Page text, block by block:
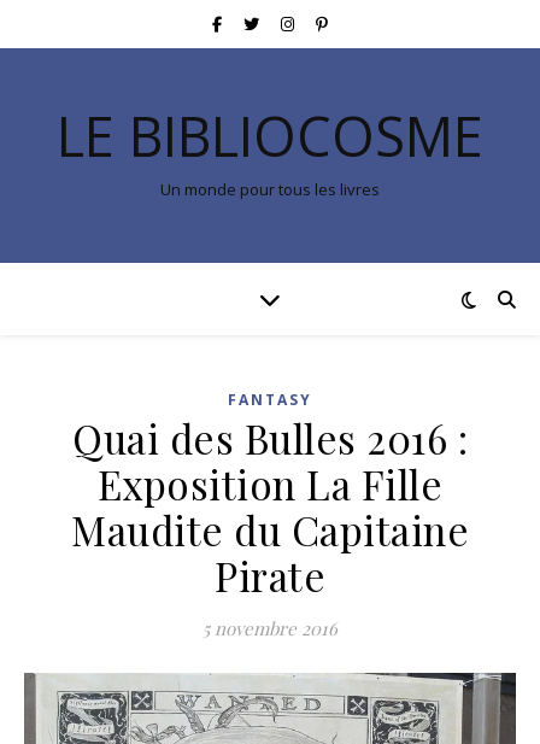
LE BIBLIOCOSME
Un monde pour tous les livres
FANTASY
Quai des Bulles 2016 :
Exposition La Fille
Maudite du Capitaine
Pirate
5 novembre 2016